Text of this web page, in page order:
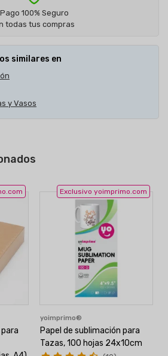
Pago 100% Seguro
todas tus compras
similares en
y Vasos
Exclusivo yoimprimo.com
yoimprimo®
Papel de sublimación para
Tazas, 100 hojas 24x10cm